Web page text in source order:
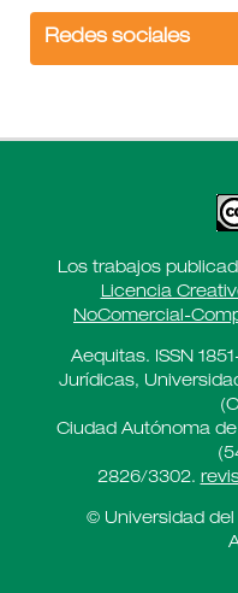
Redes sociales
Los trabajos
Licencia
NoComercial-
Aequitas. ISSN
Jurídicas,
Ciudad Autónoma
2826/3302.
© Universidad